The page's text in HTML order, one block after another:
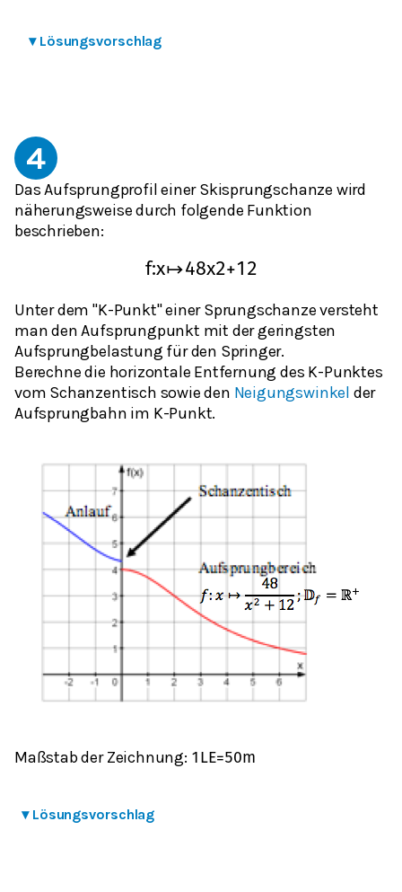
▾ Lösungsvorschlag
4
Das Aufsprungprofil einer Skisprungschanze wird
näherungsweise durch folgende Funktion
beschrieben:
f:x↦48x2+12
Unter dem "K-Punkt" einer Sprungschanze versteht
man den Aufsprungpunkt mit der geringsten
Aufsprungbelastung für den Springer.
Berechne die horizontale Entfernung des K-Punktes
vom Schanzentisch sowie den Neigungswinkel der
Aufsprungbahn im K-Punkt.
Maßstab der Zeichnung: 1 LE=50m
▾ Lösungsvorschlag